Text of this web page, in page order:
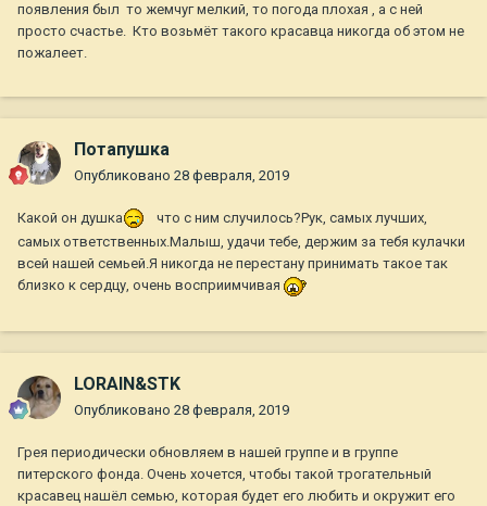
появления был то жемчуг мелкий, то погода плохая , а с ней
просто счастье. Кто возьмёт такого красавца никогда об этом не
пожалеет.
Потапушка
Опубликовано 28 февраля, 2019
Какой он душка
что с ним случилось?Рук, самых лучших,
самых ответственных.Малыш, удачи тебе, держим за тебя кулачки
всей нашей семьей.Я никогда не перестану принимать такое так
близко к сердцу, очень восприимчивая
LORAIN&STK
Опубликовано 28 февраля, 2019
Грея периодически обновляем в нашей группе и в группе
питерского фонда. Очень хочется, чтобы такой трогательный
красавец нашёл семью, которая будет его любить и окружит его